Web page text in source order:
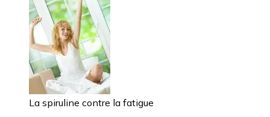
La spiruline contre la fatigue